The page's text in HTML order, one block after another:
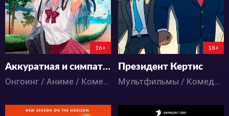
3:6:39:31
16+
Аккуратная и симпатичная девочка в моей новой школе — подруга детства, с которой я играл, думая, что она мальчик
Онгоинг / Аниме / Комедия / Романтика / Школа
31:2:20:31
18+
Президент Кертис
Мультфильмы / Комедия